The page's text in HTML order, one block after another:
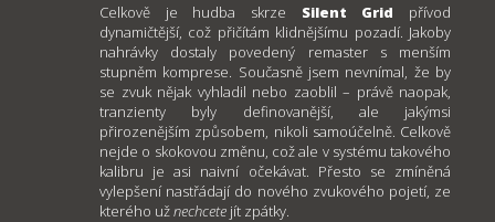
Celkově je hudba skrze Silent Grid přívod
dynamičtější, což přičítám klidnějšímu pozadí. Jakoby
nahrávky dostaly povedený remaster s menším
stupněm komprese. Současně jsem nevnímal, že by
se zvuk nějak vyhladil nebo zaoblil – právě naopak,
tranzienty byly definovanější, ale jakýmsi
přirozenějším způsobem, nikoli samoúčelně. Celkově
nejde o skokovou změnu, což ale v systému takového
kalibru je asi naivní očekávat. Přesto se zmíněná
vylepšení nastřádají do nového zvukového pojetí, ze
kterého užnechcete jít zpátky.